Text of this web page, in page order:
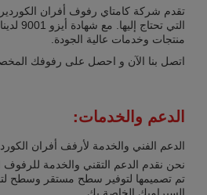
تقدم شركة كامتاي رفوف أفران
التي
منتجات وخدمات عالية الجودة.
اتصل بنا الآن و احصل على رفوفك
الدعم والخدمات:
الدعم الفني والخدمة لأرفف أفران
نحن نقدم الدعم التقني والخدمة للرفوف
تم تصميمها لتوفير سطح مستقر وسطح